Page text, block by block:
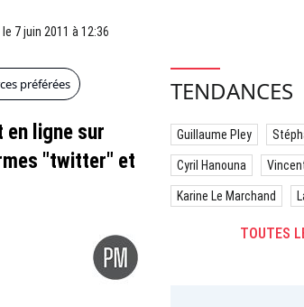
le 7 juin 2011 à 12:36
préférées
en ligne sur
"twitter" et
TENDANCES
Guillaume Pley
Cyril Hanouna
Karine Le Marchand
TOUTES